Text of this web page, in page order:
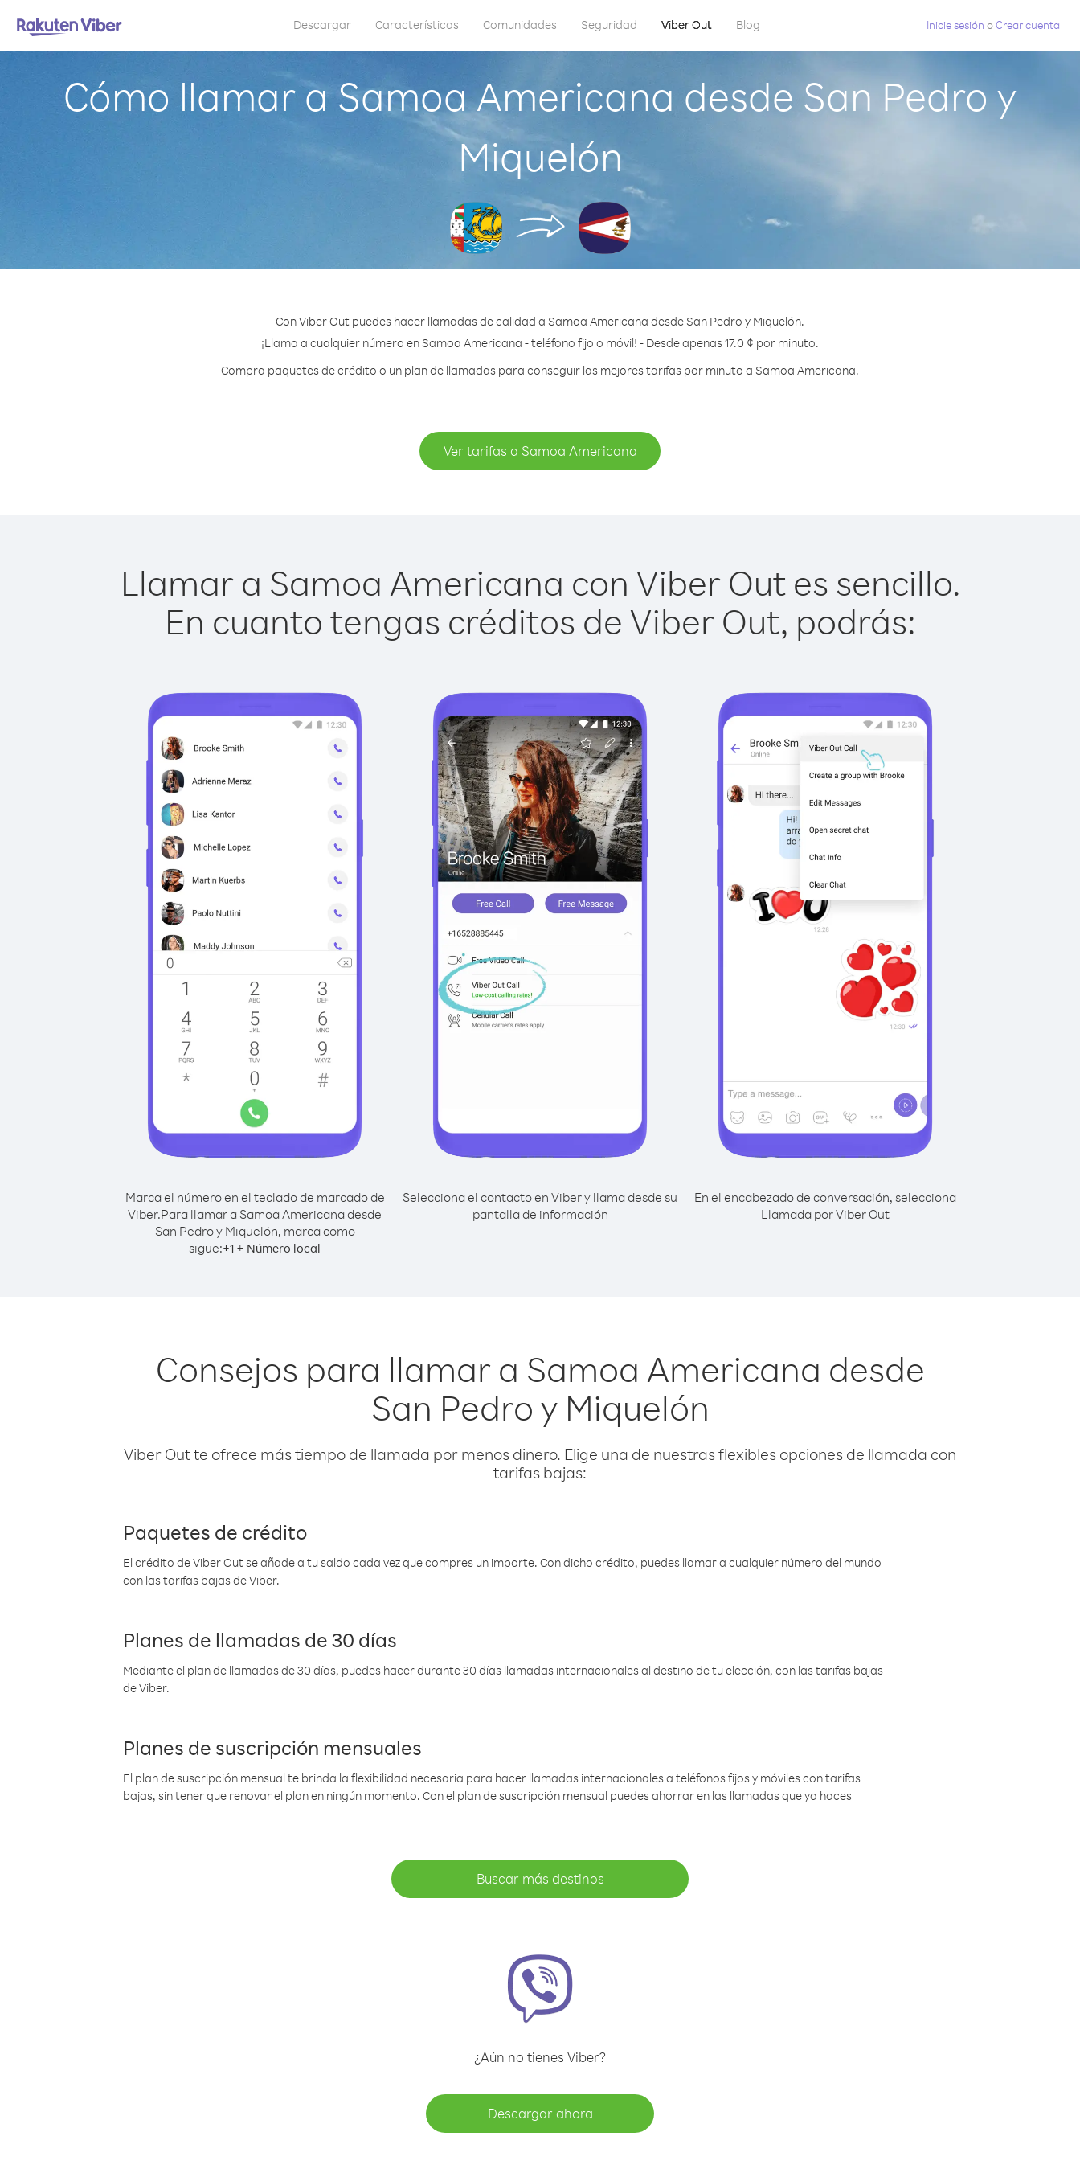
Descargar Características Comunidades Seguridad Viber Out Blog Inicie sesión oCrear cuenta
Cómo llamar a Samoa Americana desde San Pedro y
Miquelón
Con Viber Out puedes hacer llamadas de calidad a Samoa Americana desde San Pedro y Miquelón.
¡Llama a cualquier número en Samoa Americana - teléfono fijo o móvil! - Desde apenas 17.0 ¢ por minuto.
Compra paquetes de crédito o un plan de llamadas para conseguir las mejores tarifas por minuto a Samoa Americana.
Ver tarifas a Samoa Americana
Llamar a Samoa Americana con Viber Out es sencillo.
En cuanto tengas créditos de Viber Out, podrás:
Marca el número en el teclado de marcado de
Viber.Para llamar a Samoa Americana desde
San Pedro y Miquelón, marca como
sigue:+1 + Número local
Selecciona el contacto en Viber y llama desde su
pantalla de información
En el encabezado de conversación, selecciona
Llamada por Viber Out
Consejos para llamar a Samoa Americana desde
San Pedro y Miquelón
Viber Out te ofrece más tiempo de llamada por menos dinero. Elige una de nuestras flexibles opciones de llamada con
tarifas bajas:
Paquetes de crédito
El crédito de Viber Out se añade a tu saldo cada vez que compres un importe. Con dicho crédito, puedes llamar a cualquier número del mundo
con las tarifas bajas de Viber.
Planes de llamadas de 30 días
Mediante el plan de llamadas de 30 días, puedes hacer durante 30 días llamadas internacionales al destino de tu elección, con las tarifas bajas
de Viber.
Planes de suscripción mensuales
El plan de suscripción mensual te brinda la flexibilidad necesaria para hacer llamadas internacionales a teléfonos fijos y móviles con tarifas
bajas, sin tener que renovar el plan en ningún momento. Con el plan de suscripción mensual puedes ahorrar en las llamadas que ya haces
Buscar más destinos
¿Aún no tienes Viber?
Descargar ahora